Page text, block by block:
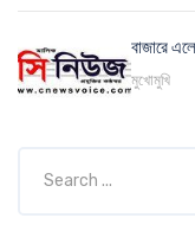
বাজারে
মুখোমুখি